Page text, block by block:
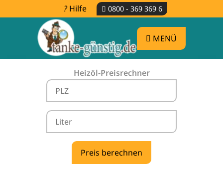
Hilfe 0800 - 369 369 6
MENÜ
Heizöl-Preisrechner
Heizölpreise Eurasburg -
vergleichen & günstig tanken